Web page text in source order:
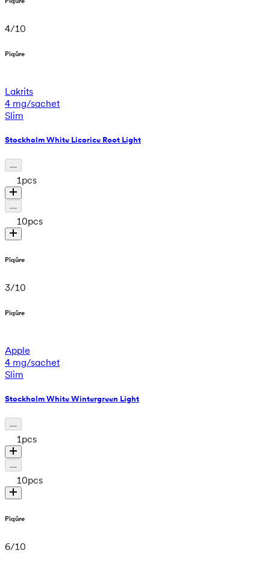
4/10
Piqûre
Lakrits
4 mg/sachet
Slim
Stockholm White Licorice Root Light
1pcs
10pcs
Piqûre
3/10
Piqûre
Apple
4 mg/sachet
Slim
Stockholm White Wintergreen Light
1pcs
10pcs
Piqûre
6/10